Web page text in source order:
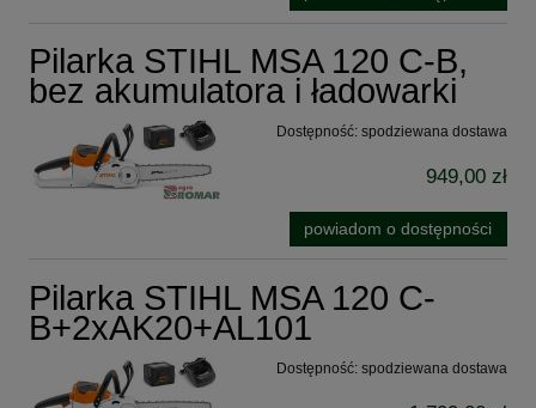
Pilarka STIHL MSA 120 C-B,
bez akumulatora i ładowarki
Dostępność: spodziewana dostawa
949,00 zł
powiadom o dostępności
Pilarka STIHL MSA 120 C-
B+2xAK20+AL101
Dostępność: spodziewana dostawa